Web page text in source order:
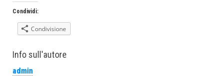
Condividi:
Condivisione
Info sull'autore
admin